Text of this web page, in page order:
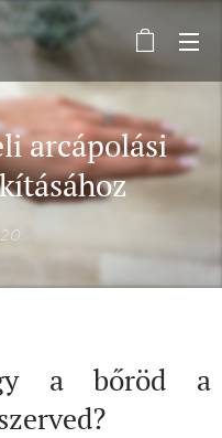
arcápolási
a bőröd a